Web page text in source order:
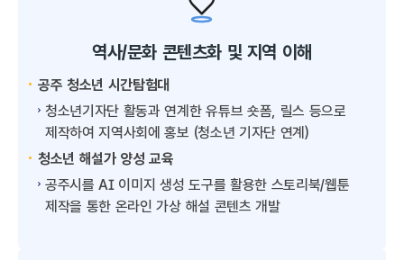
역사/문화 콘텐츠화 및 지역 이해
공주 청소년 시간탐험대
청소년기자단 활동과 연계한 유튜브 숏폼, 릴스 등으로
제작하여 지역사회에 홍보 (청소년 기자단 연계)
청소년 해설가 양성 교육
공주시를 AI 이미지 생성 도구를 활용한 스토리북/웹툰
제작을 통한 온라인 가상 해설 콘텐츠 개발